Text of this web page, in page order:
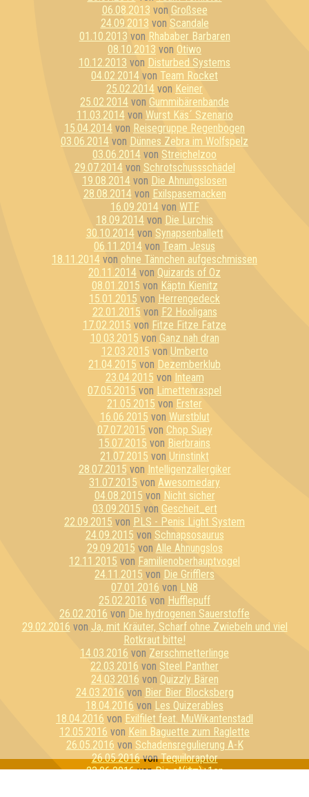
06.08.2013 von Großsee
24.09.2013 von Scandale
01.10.2013 von Rhababer Barbaren
08.10.2013 von Otiwo
10.12.2013 von Disturbed Systems
04.02.2014 von Team Rocket
25.02.2014 von Keiner
25.02.2014 von Gummibärenbande
11.03.2014von Wurst Käs´ Szenario
15.04.2014 von Reisegruppe Regenbogen
03.06.2014 von Dünnes Zebra im Wolfspelz
03.06.2014 von Streichelzoo
29.07.2014von Schrotschussschädel
19.08.2014 von Die Ahnungslosen
28.08.2014von Exilspasemacken
16.09.2014von WTF
18.09.2014 von Die Lurchis
30.10.2014von Synapsenballett
06.11.2014 von Team Jesus
18.11.2014 von ohne Tännchen aufgeschmissen
20.11.2014 von Quizards of Oz
08.01.2015 von Käptn Kienitz
15.01.2015 von Herrengedeck
22.01.2015 von F2 Hooligans
17.02.2015 von Fitze Fitze Fatze
10.03.2015 von Ganz nah dran
12.03.2015 von Umberto
21.04.2015 von Dezemberklub
23.04.2015 von Inteam
07.05.2015 von Limettenraspel
21.05.2015 von Erster
16.06.2015 von Wurstblut
07.07.2015 von Chop Suey
15.07.2015 von Bierbrains
21.07.2015 von Urinstinkt
28.07.2015 von Intelligenzallergiker
31.07.2015 von Awesomedary
04.08.2015 von Nicht sicher
03.09.2015 von Gescheit_ert
22.09.2015 von PLS - Penis Light System
24.09.2015 von Schnapsosaurus
29.09.2015 von Alle Ahnungslos
12.11.2015 von Familienoberhauptvogel
24.11.2015 von Die Grifflers
07.01.2016 von LN8
25.02.2016 von Hufflepuff
26.02.2016 von Die hydrogenen Sauerstoffe
29.02.2016 von Ja, mit Kräuter, Scharf ohne Zwiebeln und viel
Rotkraut bitte!
14.03.2016 von Zerschmetterlinge
22.03.2016 von Steel Panther
24.03.2016 von Quizzly Bären
24.03.2016 von Bier Bier Blocksberg
18.04.2016 von Les Quizerables
18.04.2016 von Exilfilet feat. MuWikantenstadl
12.05.2016 von Kein Baguette zum Raglette
26.05.2016 von Schadensregulierung A-K
26.05.2016vonTequiloraptor
23.06.2016vonDie e^(i*π)+1en